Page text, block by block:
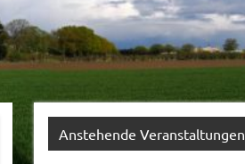
Anstehende Veranstaltungen